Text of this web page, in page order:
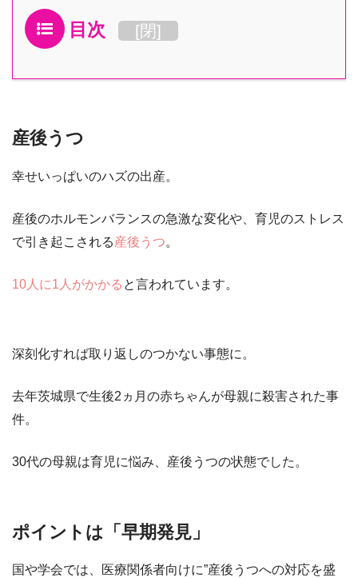
目次 [閉]
産後うつ
幸せいっぱいのハズの出産。
産後のホルモンバランスの急激な変化や、育児のストレス
で引き起こされる産後うつ。
10人に1人がかかる と言われています。
深刻化すれば取り返しのつかない事態に。
去年茨城県で生後2ヵ月の赤ちゃんが母親に殺害された事
件。
30代の母親は育児に悩み、産後うつの状態でした。
ポイントは「早期発見」
国や学会では、医療関係者向けに”産後うつへの対応を盛